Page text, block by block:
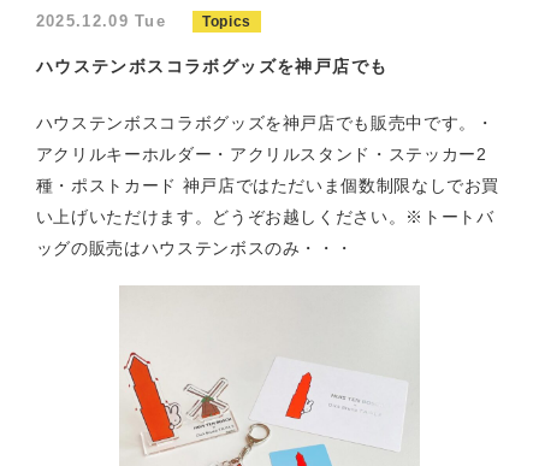
2025.12.09 Tue Topics
ハウステンボスコラボグッズを神戸店でも
ハウステンボスコラボグッズを神戸店でも販売中です。・
アクリルキーホルダー・アクリルスタンド・ステッカー2
種・ポストカード 神戸店ではただいま個数制限なしでお買
い上げいただけます。どうぞお越しください。※トートバ
ッグの販売はハウステンボスのみ・・・